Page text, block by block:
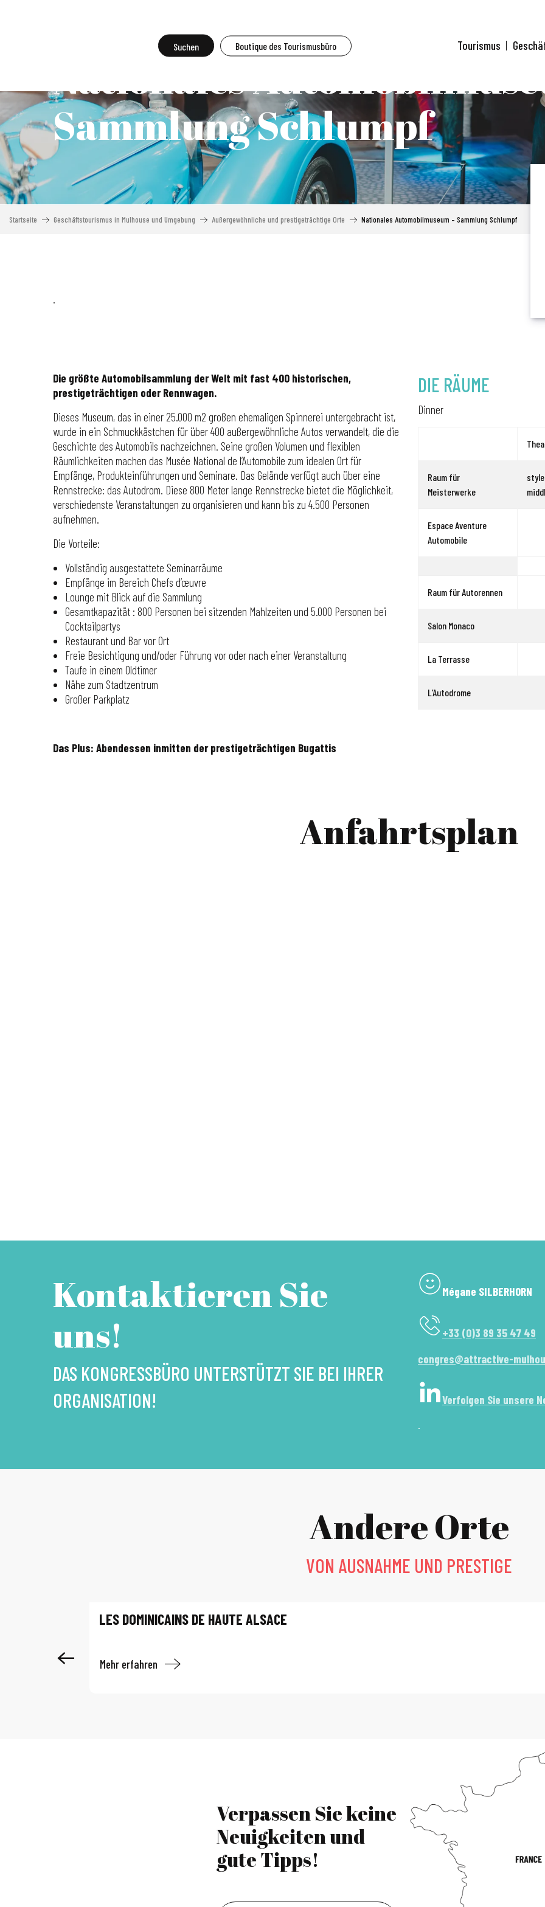
Boutique des Tourismusbüro
Suche Tourismus
Nationales
Sammlung Schlumpf
Startseite Geschäftstourismus in Mulhouse und Umgebung Außergewöhnliche und prestigeträchtige Orte Nationales Automobilmuseum – Sammlung Schlumpf
.
Die größte Automobilsammlung der Welt mit fast 400 historischen,
prestigeträchtigen oder Rennwagen.
Dieses Museum, das in einer 25.000 m2 großen ehemaligen Spinnerei untergebracht ist,
wurde in ein Schmuckkästchen für über 400 außergewöhnliche Autos verwandelt, die die
Geschichte des Automobils nachzeichnen. Seine großen Volumen und flexiblen
Räumlichkeiten machen das Musée National de l’Automobile zum idealen Ort für
Empfänge, Produkteinführungen und Seminare. Das Gelände verfügt auch über eine
Rennstrecke: das Autodrom. Diese 800 Meter lange Rennstrecke bietet die Möglichkeit,
verschiedenste Veranstaltungen zu organisieren und kann bis zu 4.500 Personen
aufnehmen.
Die Vorteile:
Vollständig ausgestattete Seminarräume
Empfänge im Bereich Chefs d’œuvre
Lounge mit Blick auf die Sammlung
Gesamtkapazität : 800 Personen bei sitzenden Mahlzeiten und 5.000 Personen bei
Cocktailpartys
Restaurant und Bar vor Ort
Freie Besichtigung und/oder Führung vor oder nach einer Veranstaltung
Taufe in einem Oldtimer
Nähe zum Stadtzentrum
Großer Parkplatz
Das Plus: Abendessen inmitten der prestigeträchtigen Bugattis
DIE RÄUME
Dinner
Raum für
Meisterwerke
Espace Aventure
Automobile
Raum für Autorennen
Salon Monaco
La Terrasse
L’Autodrome
Anfahrtsplan
Kontaktieren Sie
uns!
DAS KONGRESSBÜRO UNTERSTÜTZT SIE BEI IHRER
ORGANISATION!
Mégane SILBERHORN
+33 (0)3 89 35 47 49
congres@attractive-
Verfolgen Sie unsere
.
Andere Orte
VON AUSNAHME UND PRESTIGE
LES DOMINICAINS DE HAUTE ALSACE
Mehr erfahren
Verpassen Sie keine
Neuigkeiten und
gute Tipps!